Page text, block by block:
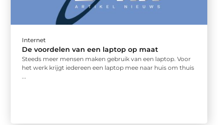
Internet
De voordelen van een laptop op maat
Steeds meer mensen maken gebruik van een laptop. Voor
het werk krijgt iedereen een laptop mee naar huis om thuis